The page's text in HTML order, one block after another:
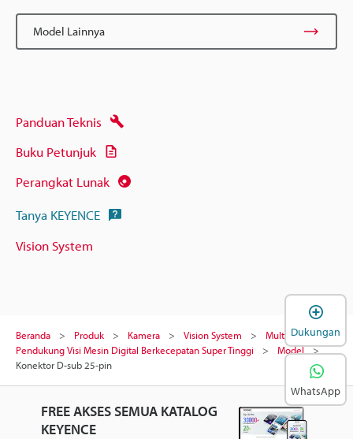
Model Lainnya
Panduan Teknis
Buku Petunjuk
Perangkat Lunak
Tanya KEYENCE
Vision System
Beranda Produk Kamera Vision System
Multi Kamera
Pendukung Visi Mesin Digital Berkecepatan Super Tinggi
Model
Konektor D-sub 25-pin
FREE AKSES SEMUA KATALOG
KEYENCE
Dukungan
WhatsApp